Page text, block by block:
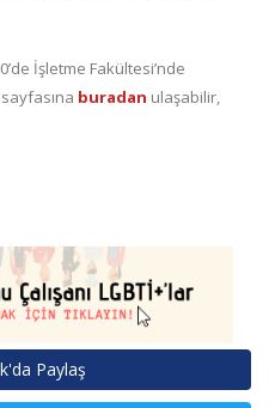
İşletme Fakültesi’nde
buradan ulaşabilir,
Paylaş